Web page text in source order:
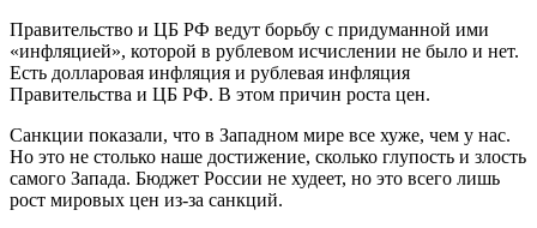
Правительство и ЦБ РФ ведут борьбу с придуманной ими
«инфляцией», которой в рублевом исчислении не было и нет.
Есть долларовая инфляция и рублевая инфляция
Правительства и ЦБ РФ. В этом причин роста цен.
Санкции показали, что в Западном мире все хуже, чем у нас.
Но это не столько наше достижение, сколько глупость и злость
самого Запада. Бюджет России не худеет, но это всего лишь
рост мировых цен из-за санкций.